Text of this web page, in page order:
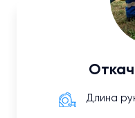
Длина